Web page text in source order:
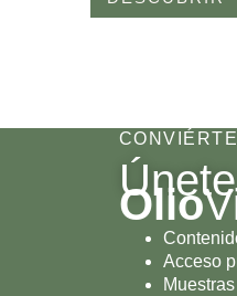
Olio
Acceso